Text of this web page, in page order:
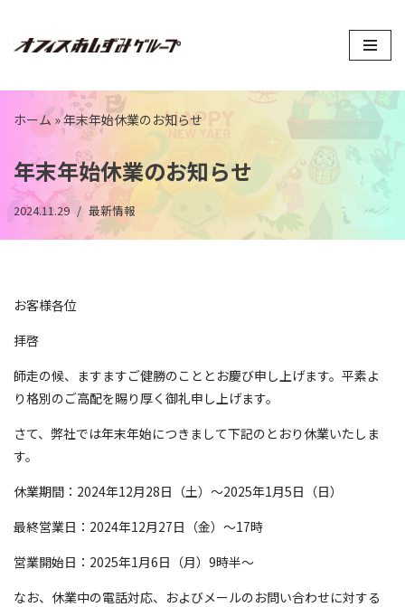
コ
テ
ン
へ
ス
キ
ホーム »年末年始休業のお知らせ
年末年始休業のお知らせ
2024.11.29 最新情報
お客様各位
拝啓
師走の候、ますますご健勝のこととお慶び申し上げます。平素よ
り格別のご高配を賜り厚く御礼申し上げます。
さて、弊社では年末年始につきまして下記のとおり休業いたしま
す。
休業期間：2024年12月28日（土）～2025年1月5日（日）
最終営業日：2024年12月27日（金）～17時
営業開始日：2025年1月6日（月）9時半～
なお、休業中の電話対応、およびメールのお問い合わせに対する